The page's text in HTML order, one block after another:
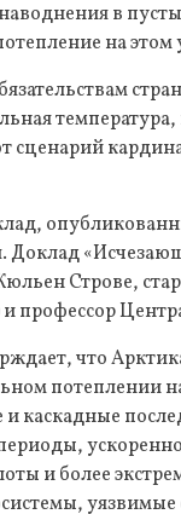
в
на этом
сценарий
Доклад
Строве,
и профессор
что
потеплении
и каскадные
и более